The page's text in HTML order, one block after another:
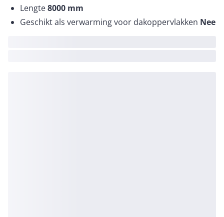
Lengte8000 mm
Geschikt als verwarming voor dakoppervlakken Nee